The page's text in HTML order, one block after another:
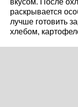
раскрывается
лучше готовить
хлебом,